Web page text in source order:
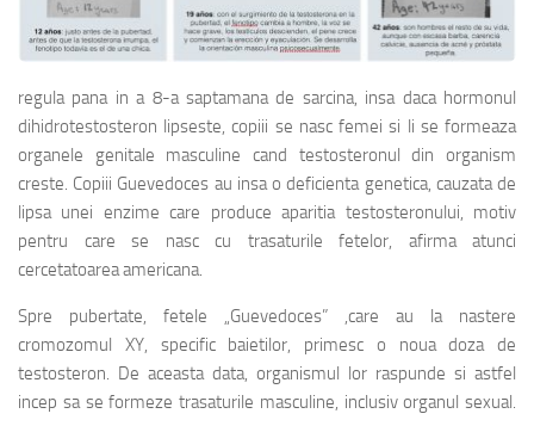
regula pana in a 8-a saptamana de sarcina, insa daca hormonul
dihidrotestosteron lipseste, copiii se nasc femei si li se formeaza
organele genitale masculine cand testosteronul din organism
creste. Copiii Guevedoces au insa o deficienta genetica, cauzata de
lipsa unei enzime care produce aparitia testosteronului, motiv
pentru care se nasc cu trasaturile fetelor, afirma atunci
cercetatoarea americana.
Spre pubertate, fetele „Guevedoces” ,care au la nastere
cromozomul XY, specific baietilor, primesc o noua doza de
testosteron. De aceasta data, organismul lor raspunde si astfel
incep sa se formeze trasaturile masculine, inclusiv organul sexual.